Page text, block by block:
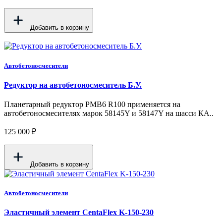
Добавить в корзину
Автобетоносмесители
Редуктор на автобетоносмеситель Б.У.
Планетарный редуктор PMB6 R100 применяется на
автобетоносмесителях марок 58145Y и 58147Y на шасси КА..
125 000 ₽
Добавить в корзину
Автобетоносмесители
Эластичный элемент CentaFlex K-150-230